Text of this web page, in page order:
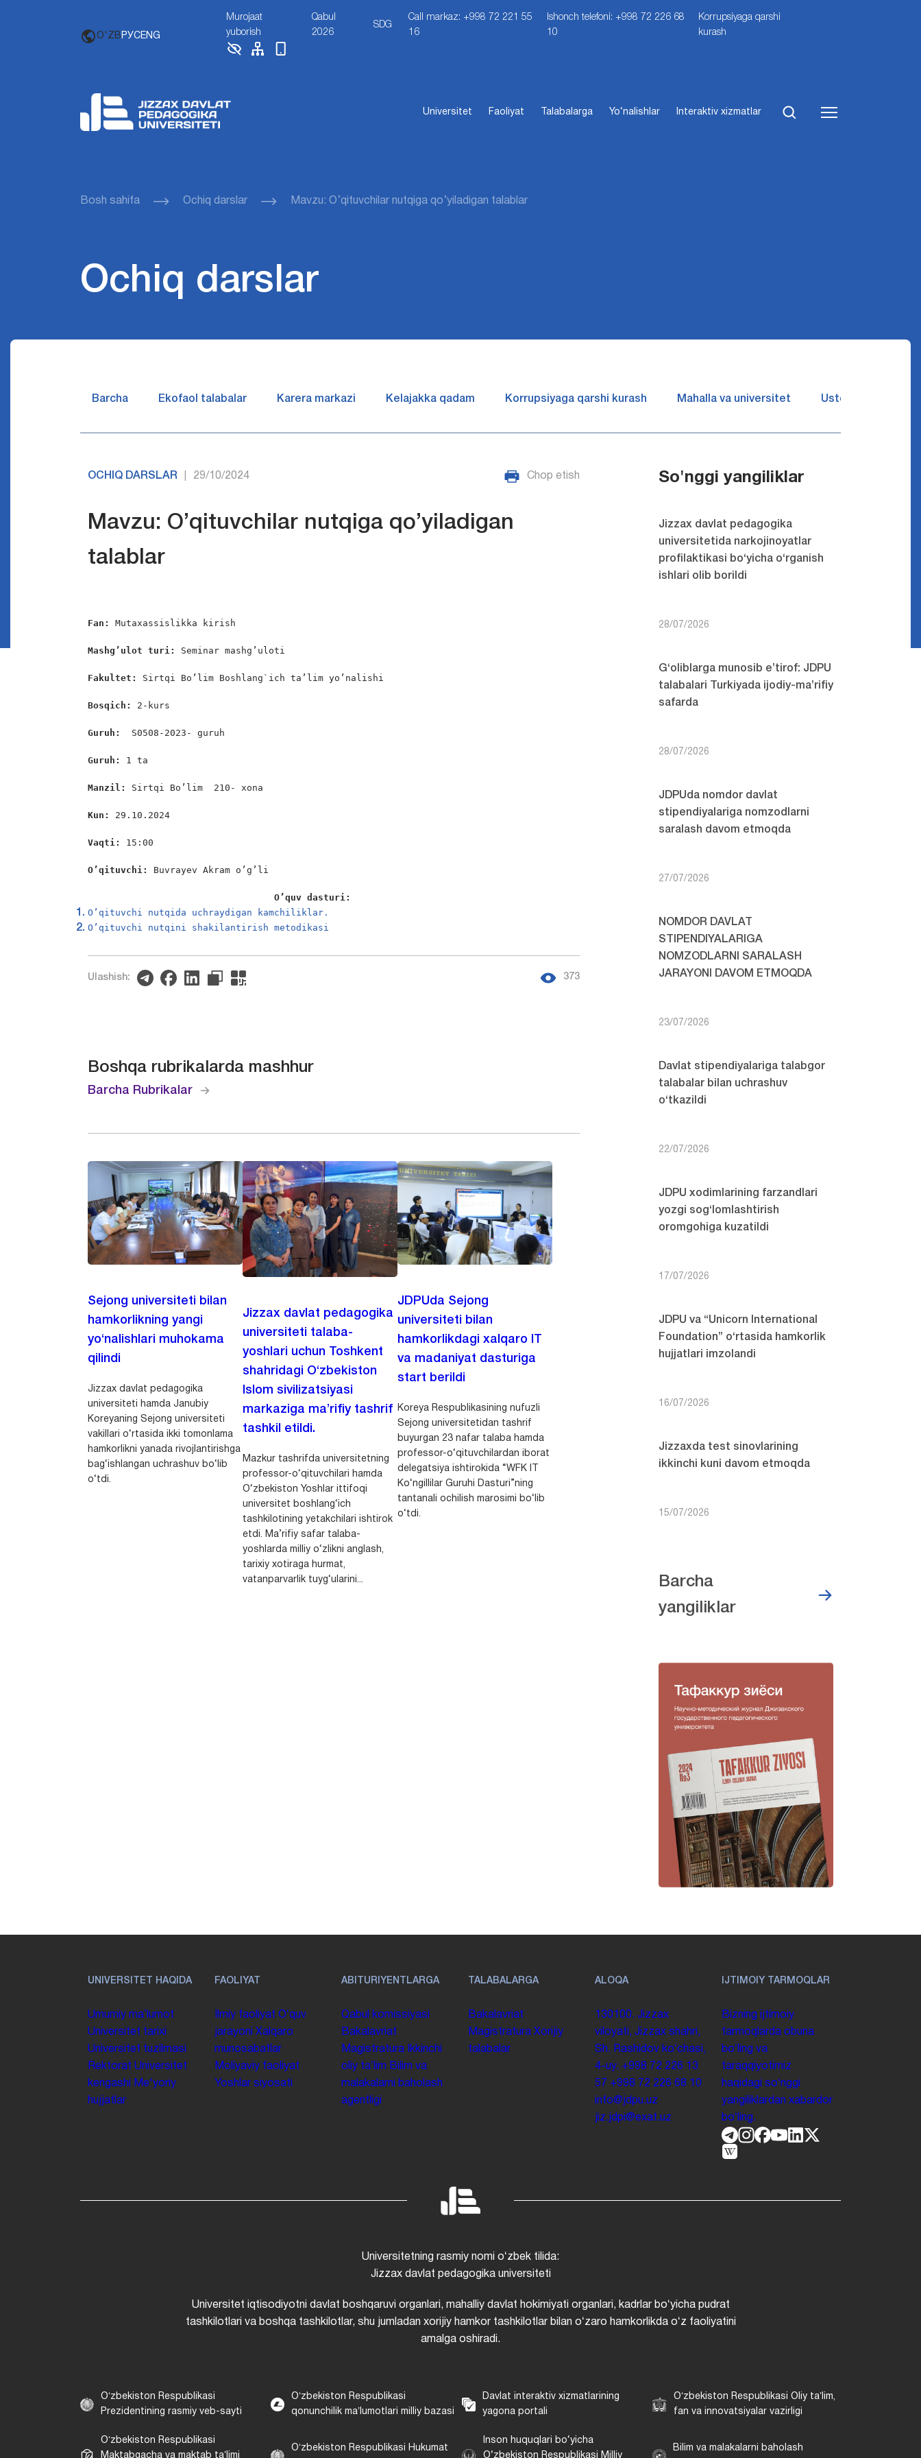
O'ZB РУСENG
Murojaat
yuborish
Qabul
2026
SDG
Call markaz: +998 72 221 55
16
Ishonch telefoni: +998 72 226 68
10
Korrupsiyaga qarshi
kurash
Universitet Faoliyat Talabalarga Yo‘nalishlar Interaktiv xizmatlar
Bosh sahifa Ochiq darslar Mavzu: O’qituvchilar nutqiga qo’yiladigan talablar
Ochiq darslar
Barcha Ekofaol talabalar Karera markazi Kelajakka qadam Korrupsiyaga qarshi kurash Mahalla va universitet Ustozlar suhbatin
OCHIQ DARSLAR 29/10/2024 Chop etish
Mavzu: O’qituvchilar nutqiga qo’yiladigan
talablar
Fan: Mutaxassislikka kirish
Mashg’ulot turi: Seminar mashg’uloti
Fakultet: Sirtqi Bo’lim Boshlang`ich ta’lim yo’nalishi
Bosqich: 2-kurs
Guruh: S0508-2023- guruh
Guruh: 1 ta
Manzil: Sirtqi Bo’lim  210- xona
Kun: 29.10.2024
Vaqti: 15:00
O’qituvchi: Buvrayev Akram o’g’li
O’quv dasturi:
O’qituvchi nutqida uchraydigan kamchiliklar.
O’qituvchi nutqini shakilantirish metodikasi
Ulashish: 373
Boshqa rubrikalarda mashhur
Barcha Rubrikalar
Sejong universiteti bilan
hamkorlikning yangi
yo‘nalishlari muhokama
qilindi
Jizzax davlat pedagogika
universiteti hamda Janubiy
Koreyaning Sejong universiteti
vakillari o‘rtasida ikki tomonlama
hamkorlikni yanada rivojlantirishga
bag‘ishlangan uchrashuv bo‘lib
o‘tdi.
Jizzax davlat pedagogika
universiteti talaba-
yoshlari uchun Toshkent
shahridagi O‘zbekiston
Islom sivilizatsiyasi
markaziga ma’rifiy tashrif
tashkil etildi.
Mazkur tashrifda universitetning
professor-o‘qituvchilari hamda
O‘zbekiston Yoshlar ittifoqi
universitet boshlang‘ich
tashkilotining yetakchilari ishtirok
etdi. Ma’rifiy safar talaba-
yoshlarda milliy o‘zlikni anglash,
tarixiy xotiraga hurmat,
vatanparvarlik tuyg‘ularini...
JDPUda Sejong
universiteti bilan
hamkorlikdagi xalqaro IT
va madaniyat dasturiga
start berildi
Koreya Respublikasining nufuzli
Sejong universitetidan tashrif
buyurgan 23 nafar talaba hamda
professor-o‘qituvchilardan iborat
delegatsiya ishtirokida “WFK IT
Ko‘ngillilar Guruhi Dasturi”ning
tantanali ochilish marosimi bo‘lib
o‘tdi.
So'nggi yangiliklar
Jizzax davlat pedagogika
universitetida narkojinoyatlar
profilaktikasi bo‘yicha o‘rganish
ishlari olib borildi
28/07/2026
G‘oliblarga munosib e’tirof: JDPU
talabalari Turkiyada ijodiy-ma’rifiy
safarda
28/07/2026
JDPUda nomdor davlat
stipendiyalariga nomzodlarni
saralash davom etmoqda
27/07/2026
NOMDOR DAVLAT
STIPENDIYALARIGA
NOMZODLARNI SARALASH
JARAYONI DAVOM ETMOQDA
23/07/2026
Davlat stipendiyalariga talabgor
talabalar bilan uchrashuv
o‘tkazildi
22/07/2026
JDPU xodimlarining farzandlari
yozgi sog‘lomlashtirish
oromgohiga kuzatildi
17/07/2026
JDPU va “Unicorn International
Foundation” o‘rtasida hamkorlik
hujjatlari imzolandi
16/07/2026
Jizzaxda test sinovlarining
ikkinchi kuni davom etmoqda
15/07/2026
Barcha
yangiliklar
UNIVERSITET HAQIDA
Umumiy maʼlumot
Universitet tarixi
Universitet tuzilmasi
Rektorat Universitet
kengashi
Me'yoriy
hujjatlar
FAOLIYAT
Ilmiy faoliyat Oʻquv
jarayoni Xalqaro
munosabatlar
Moliyaviy faoliyat
Yoshlar siyosati
ABITURIYENTLARGA
Qabul komissiyasi
Bakalavriat
Magistratura
Ikkinchi
oliy taʼlim Bilim va
malakalarni baholash
agentligi
TALABALARGA
Bakalavriat
Magistratura Xorijiy
talabalar
ALOQA
130100. Jizzax
viloyati, Jizzax shahri,
Sh. Rashidov koʻchasi,
4-uy. +998 72 226 13
57 +998 72 226 68 10
info@jdpu.uz
jiz.jdpi@exat.uz
IJTIMOIY TARMOQLAR
Bizning ijtimoiy
tarmoqlarda obuna
boʻling va
taraqqiyotimiz
haqidagi soʻnggi
yangiliklardan xabardor
boʻling.
Universitetning rasmiy nomi oʻzbek tilida:
Jizzax davlat pedagogika universiteti
Universitet iqtisodiyotni davlat boshqaruvi organlari, mahalliy davlat hokimiyati organlari, kadrlar boʻyicha pudrat
tashkilotlari va boshqa tashkilotlar, shu jumladan xorijiy hamkor tashkilotlar bilan oʻzaro hamkorlikda oʻz faoliyatini
amalga oshiradi.
Oʻzbekiston Respublikasi
Prezidentining rasmiy veb-sayti
Oʻzbekiston Respublikasi
qonunchilik maʼlumotlari milliy bazasi
Davlat interaktiv xizmatlarining
yagona portali
Oʻzbekiston Respublikasi Oliy taʼlim,
fan va innovatsiyalar vazirligi
Oʻzbekiston Respublikasi
Maktabgacha va maktab taʼlimi
Oʻzbekiston Respublikasi Hukumat
Inson huquqlari bo‘yicha
O‘zbekiston Respublikasi Milliy
Bilim va malakalarni baholash